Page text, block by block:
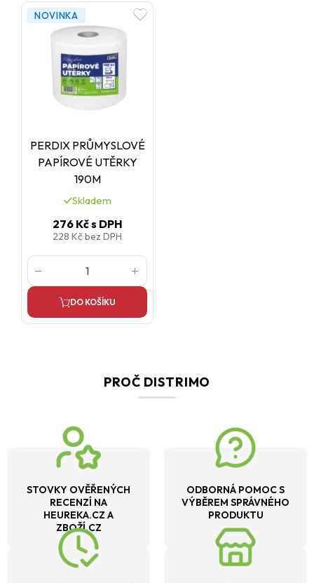
NOVINKA
PERDIX PRŮMYSLOVÉ
PAPÍROVÉ UTĚRKY
190M
Skladem
276 Kčs DPH
228 Kčbez DPH
DO KOŠÍKU
PROČ DISTRIMO
STOVKY OVĚŘENÝCH
RECENZÍ NA
HEUREKA.CZ A
ZBOŽÍ.CZ
ODBORNÁ POMOC S
VÝBĚREM SPRÁVNÉHO
PRODUKTU